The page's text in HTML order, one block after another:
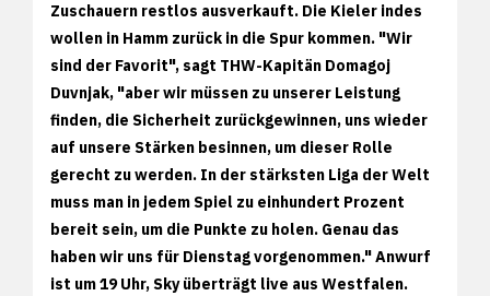
Zuschauern restlos ausverkauft. Die Kieler indes
wollen in Hamm zurück in die Spur kommen. "Wir
sind der Favorit", sagt THW-Kapitän Domagoj
Duvnjak, "aber wir müssen zu unserer Leistung
finden, die Sicherheit zurückgewinnen, uns wieder
auf unsere Stärken besinnen, um dieser Rolle
gerecht zu werden. In der stärksten Liga der Welt
muss man in jedem Spiel zu einhundert Prozent
bereit sein, um die Punkte zu holen. Genau das
haben wir uns für Dienstag vorgenommen." Anwurf
ist um 19 Uhr, Sky überträgt live aus Westfalen.